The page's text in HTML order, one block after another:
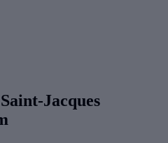
Jacques